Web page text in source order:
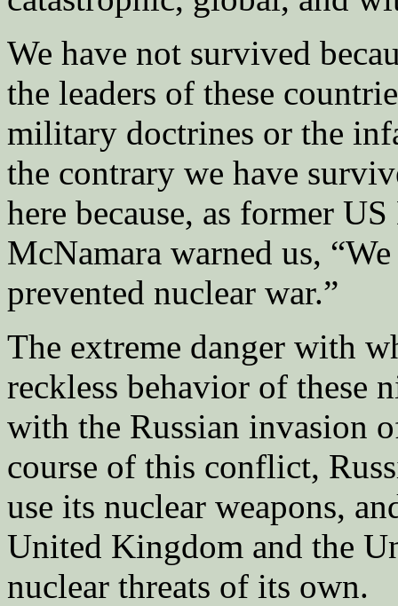
We have not survived
the leaders of these
military doctrines or the
the contrary we have
here because, as former
McNamara warned us,
prevented nuclear war.”
The extreme danger with
reckless behavior of these
with the Russian invasion
course of this conflict,
use its nuclear weapons,
United Kingdom and the
nuclear threats of its own.